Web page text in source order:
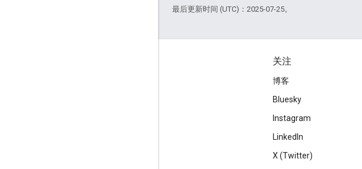
最后更新时间 (UTC)：2025-07-25。
关注
博客
Bluesky
Instagram
LinkedIn
X (Twitter)